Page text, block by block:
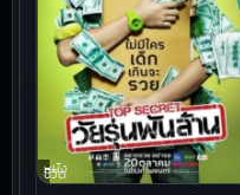
หนัง
ชีวิต